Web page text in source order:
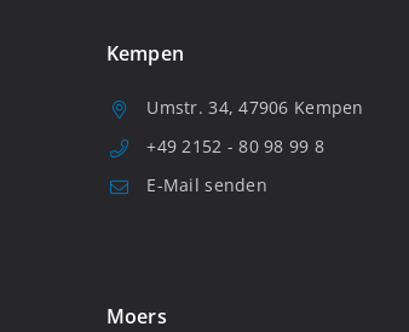
Kempen
Umstr. 34, 47906 Kempen
+49 2152 - 80 98 99 8
E-Mail senden
Moers